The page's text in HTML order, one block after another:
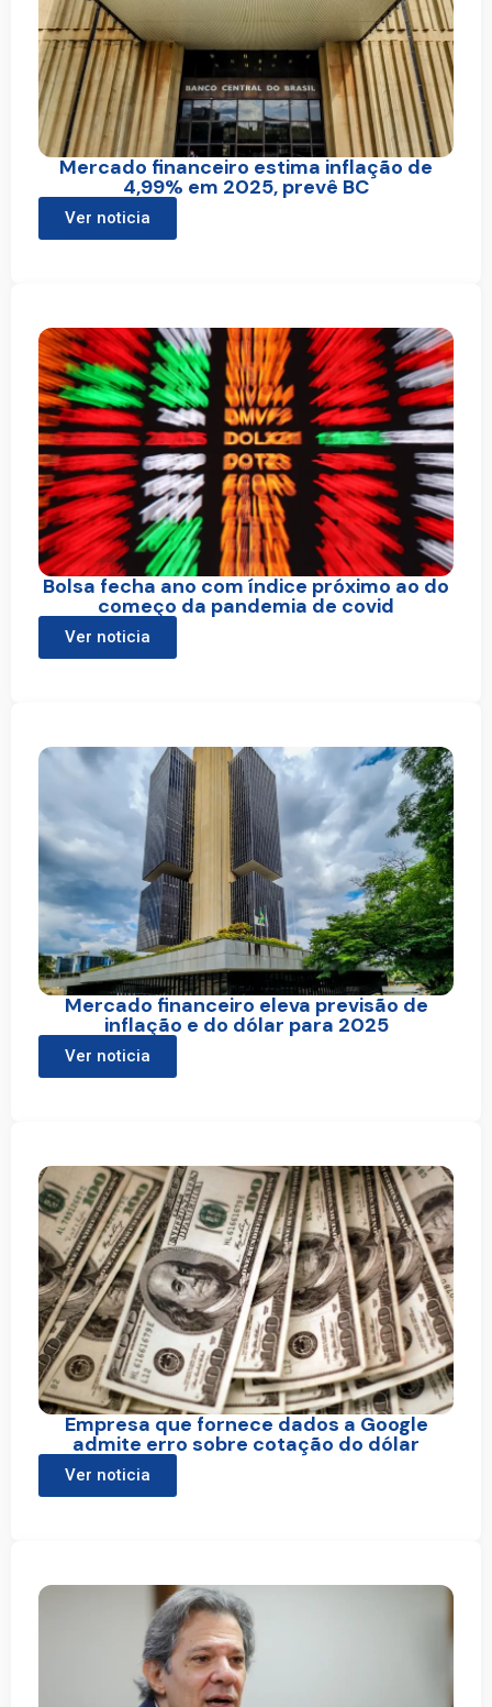
Mercado financeiro estima inflação de
4,99% em 2025, prevê BC
Ver noticia
Bolsa fecha ano com índice próximo ao do
começo da pandemia de covid
Ver noticia
Mercado financeiro eleva previsão de
inflação e do dólar para 2025
Ver noticia
Empresa que fornece dados a Google
admite erro sobre cotação do dólar
Ver noticia